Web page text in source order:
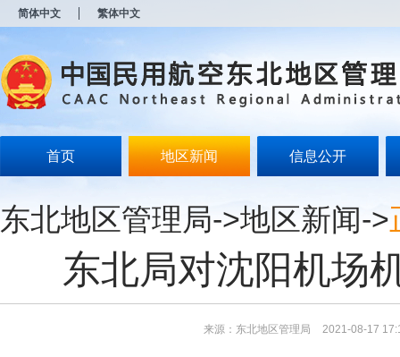
简体中文 繁体中文
首页 地区新闻 信息公开
东北地区管理局->地区新闻->
东北局对沈阳机场
来源：东北地区管理局 2021-08-17
开
无
障
说
Alt
加